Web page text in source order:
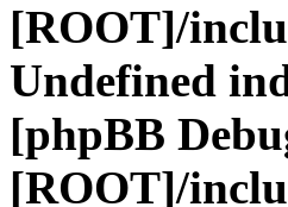
[ROOT]/
Undefined
[phpBB
[ROOT]/